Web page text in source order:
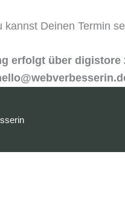
kannst Deinen Termin
erfolgt über